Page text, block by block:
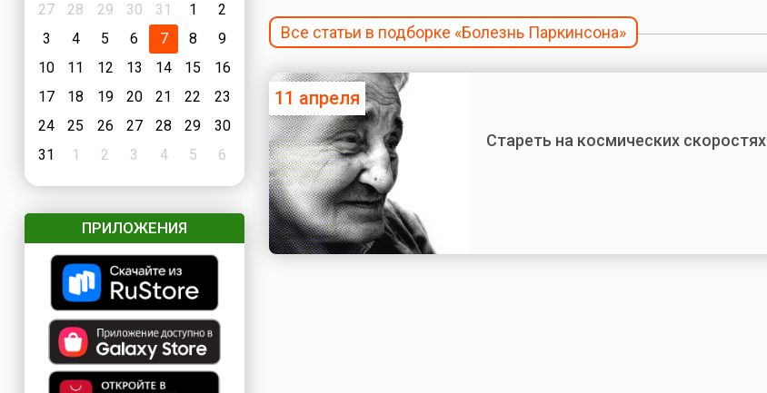
27
28 29 30 31 1
2
3
4 5 6 7 8
9
10
11 12 13 14 15
16
17
18 19 20 21 22
23
24
25 26 27 28 29
30
31
1 2 3 4 5 6
ПРИЛОЖЕНИЯ
Все статьи в подборке «Болезнь Паркинсона»
11 апреля
Стареть на космических скоростях